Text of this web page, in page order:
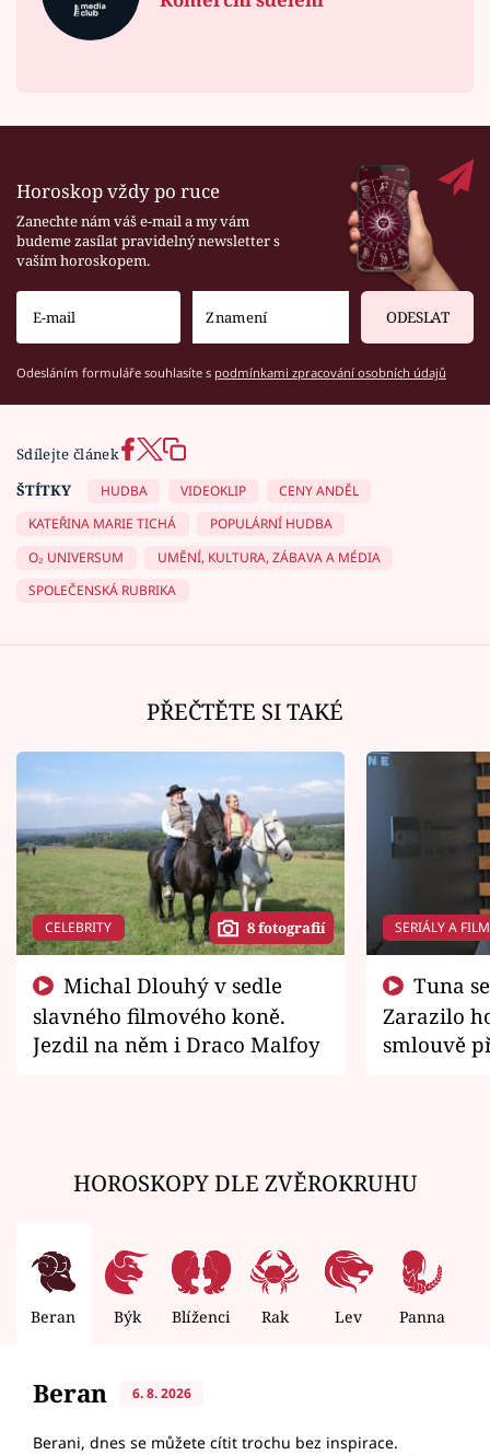
Horoskop vždy po ruce
Zanechte nám váš e-mail a my vám
budeme zasílat pravidelný newsletter s
vaším horoskopem.
ODESLAT
Odesláním formuláře souhlasíte s podmínkami zpracování osobních údajů
Sdílejte článek
ŠTÍTKY
HUDBA VIDEOKLIP
CENY ANDĚL
KATEŘINA MARIE TICHÁ
POPULÁRNÍ HUDBA
O₂ UNIVERSUM
UMĚNÍ, KULTURA, ZÁBAVA A MÉDIA
SPOLEČENSKÁ RUBRIKA
PŘEČTĚTE SI TAKÉ
CELEBRITY 8 fotografií
slavného filmového koně.
Jezdil na něm i Draco Malfoy
SERIÁLY A
Zarazilo
smlouvě
HOROSKOPY DLE ZVĚROKRUHU
Beran Býk Blíženci Rak Lev Panna
Beran 6. 8. 2026
Berani, dnes se můžete cítit trochu bez inspirace.